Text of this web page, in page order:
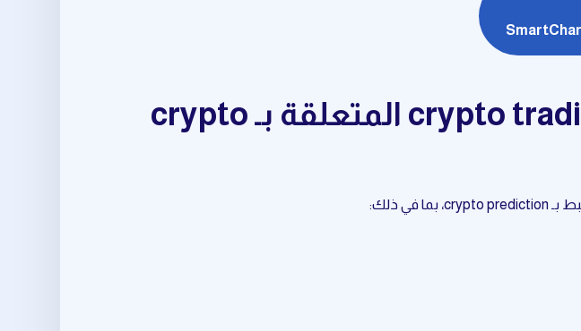
مجموعة متكاملة من أدوات crypto trading signals المتعلقة بـ crypto